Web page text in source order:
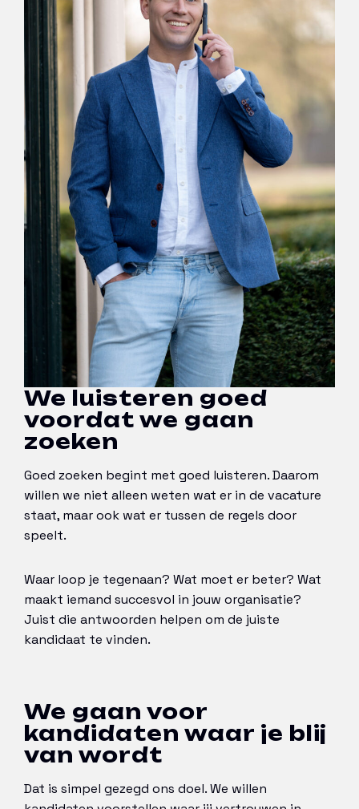
We luisteren goed
voordat we gaan
zoeken
Goed zoeken begint met goed luisteren. Daarom
willen we niet alleen weten wat er in de vacature
staat, maar ook wat er tussen de regels door
speelt.
Waar loop je tegenaan? Wat moet er beter? Wat
maakt iemand succesvol in jouw organisatie?
Juist die antwoorden helpen om de juiste
kandidaat te vinden.
We gaan voor
kandidaten waar je blij
van wordt
Dat is simpel gezegd ons doel. We willen